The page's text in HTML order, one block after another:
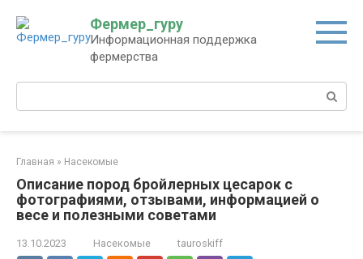
контенту
Фермер_гуру
Информационная поддержка
фермерства
Поиск:
Главная » Насекомые
Описание пород бройлерных цесарок с
фотографиями, отзывами, информацией о
весе и полезными советами
13.10.2023 Насекомые tauroskiff